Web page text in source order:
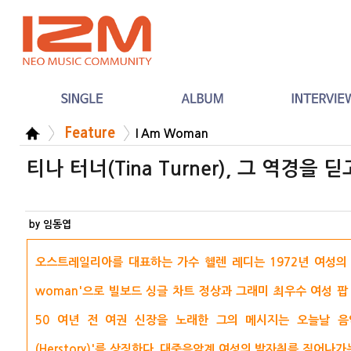
Feature I Am Woman
티나 터너(Tina Turner), 그 역경을 딛
by 임동엽
오스트레일리아를 대표하는 가수 헬렌 레디는 1972년 여성
woman'으로 빌보드 싱글 차트 정상과 그래미 최우수 여성 팝
50 여년 전 여권 신장을 노래한 그의 메시지는 오늘날 음